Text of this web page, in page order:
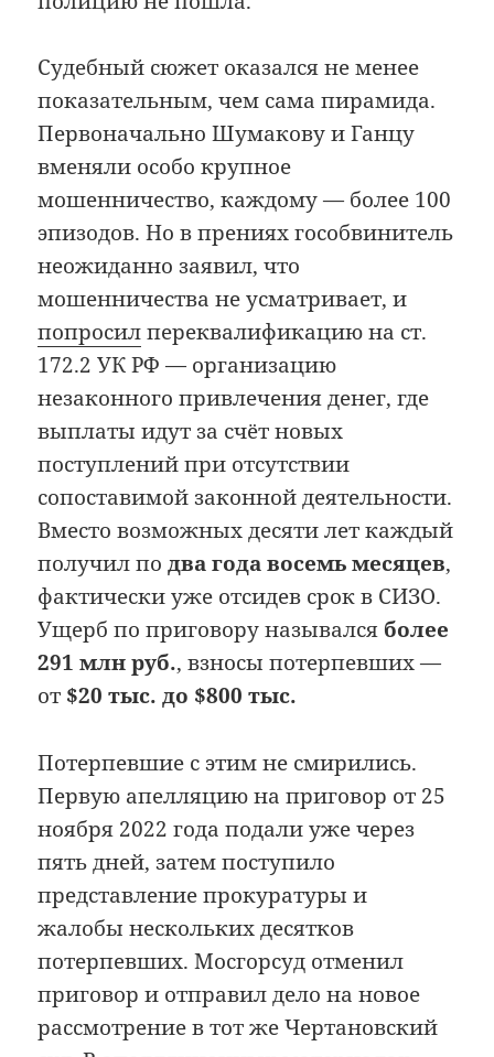
Судебный сюжет оказался не менее
показательным, чем сама пирамида.
Первоначально Шумакову и Ганцу
вменяли особо крупное
мошенничество, каждому — более 100
эпизодов. Но в прениях гособвинитель
неожиданно заявил, что
мошенничества не усматривает, и
попросилпереквалификацию на ст.
172.2 УК РФ — организацию
незаконного привлечения денег, где
выплаты идут за счёт новых
поступлений при отсутствии
сопоставимой законной деятельности.
Вместо возможных десяти лет каждый
получил подва года восемь месяцев,
фактически уже отсидев срок в СИЗО.
Ущерб по приговору назывался более
291 млн руб., взносы потерпевших —
от $20 тыс. до $800 тыс.
Потерпевшие с этим не смирились.
Первую апелляцию на приговор от 25
ноября 2022 года подали уже через
пять дней, затем поступило
представление прокуратуры и
жалобы нескольких десятков
потерпевших. Мосгорсуд отменил
приговор и отправил дело на новое
рассмотрение в тот же Чертановский